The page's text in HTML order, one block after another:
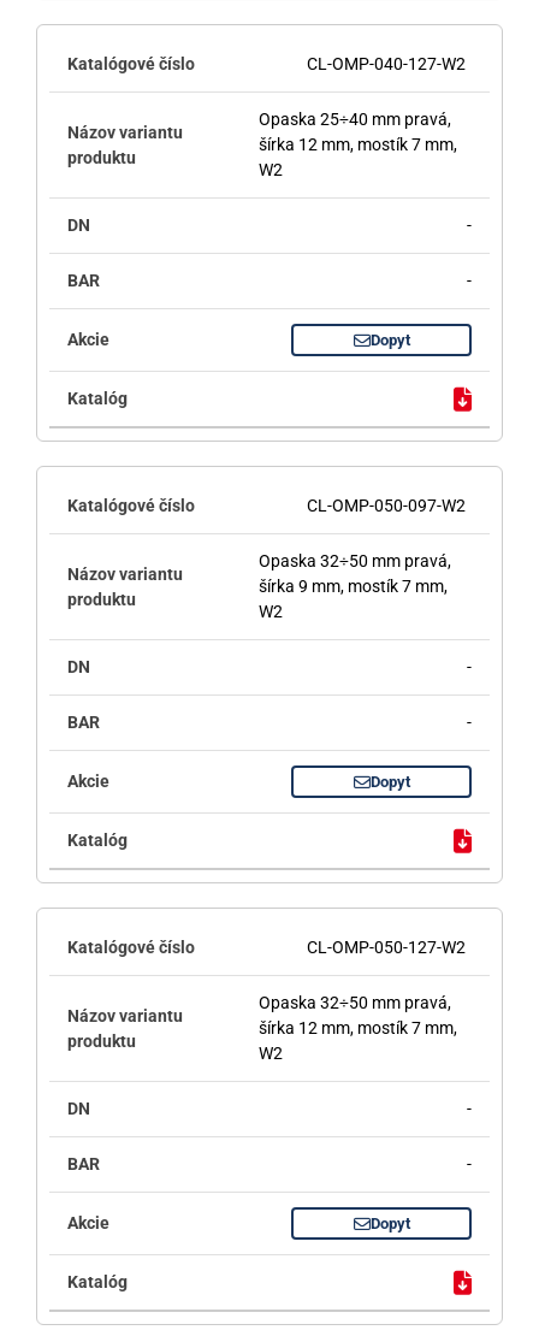
CL-OMP-040-127-W2
Opaska 25÷40 mm pravá,
šírka 12 mm, mostík 7 mm,
W2
-
-
Dopyt
CL-OMP-050-097-W2
Opaska 32÷50 mm pravá,
šírka 9 mm, mostík 7 mm,
W2
-
-
Dopyt
CL-OMP-050-127-W2
Opaska 32÷50 mm pravá,
šírka 12 mm, mostík 7 mm,
W2
-
-
Dopyt